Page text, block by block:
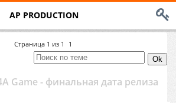
AP PRODUCTION
Страница 1 из 1 1
Game - финальная дата релиза